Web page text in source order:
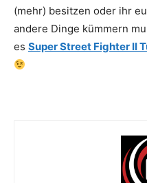
(mehr) besitzen oder ihr
andere Dinge kümmern
es Super Street Fighter II